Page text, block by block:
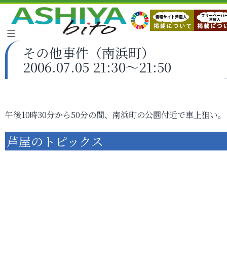
その他事件（南浜町）
2006.07.05 21:30～21:50
午後10時30分から50分の間、南浜町の公園付近で車上狙い。
芦屋のトピックス